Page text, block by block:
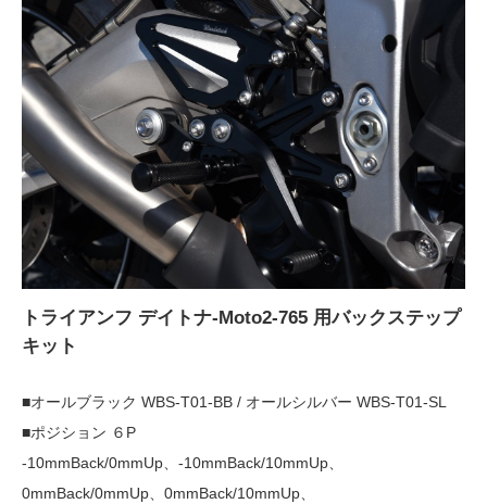
トライアンフ デイトナ-Moto2-765 用バックステップ
キット
■オールブラック WBS-T01-BB / オールシルバー WBS-T01-SL
■ポジション ６P
-10mmBack/0mmUp、-10mmBack/10mmUp、
0mmBack/0mmUp、0mmBack/10mmUp、